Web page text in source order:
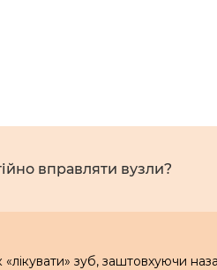
вправляти вузли?
зуб, заштовхуючи